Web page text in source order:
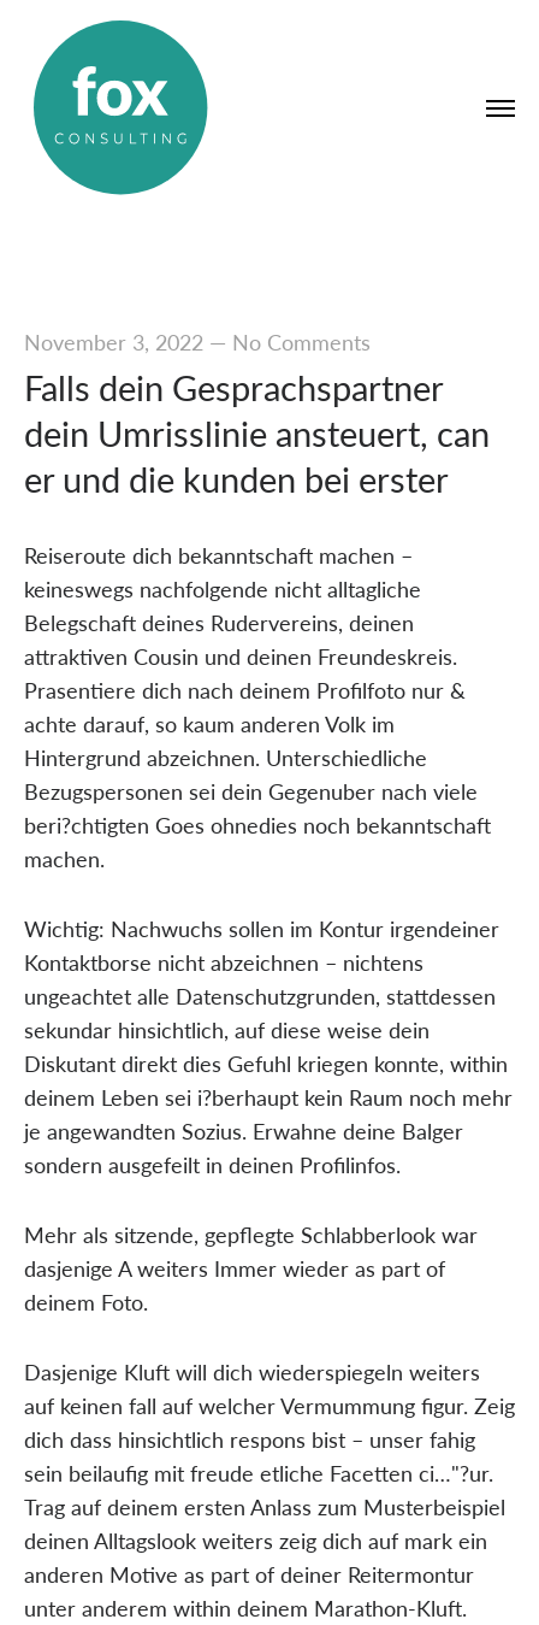
November 3, 2022— No Comments
Falls dein Gesprachspartner
dein Umrisslinie ansteuert, can
er und die kunden bei erster
Reiseroute dich bekanntschaft machen –
keineswegs nachfolgende nicht alltagliche
Belegschaft deines Rudervereins, deinen
attraktiven Cousin und deinen Freundeskreis.
Prasentiere dich nach deinem Profilfoto nur &
achte darauf, so kaum anderen Volk im
Hintergrund abzeichnen. Unterschiedliche
Bezugspersonen sei dein Gegenuber nach viele
beri?chtigten Goes ohnedies noch bekanntschaft
machen.
Wichtig: Nachwuchs sollen im Kontur irgendeiner
Kontaktborse nicht abzeichnen – nichtens
ungeachtet alle Datenschutzgrunden, stattdessen
sekundar hinsichtlich, auf diese weise dein
Diskutant direkt dies Gefuhl kriegen konnte, within
deinem Leben sei i?berhaupt kein Raum noch mehr
je angewandten Sozius. Erwahne deine Balger
sondern ausgefeilt in deinen Profilinfos.
Mehr als sitzende, gepflegte Schlabberlook war
dasjenige A weiters Immer wieder as part of
deinem Foto.
Dasjenige Kluft will dich wiederspiegeln weiters
auf keinen fall auf welcher Vermummung figur. Zeig
dich dass hinsichtlich respons bist – unser fahig
sein beilaufig mit freude etliche Facetten ci…"?ur.
Trag auf deinem ersten Anlass zum Musterbeispiel
deinen Alltagslook weiters zeig dich auf mark ein
anderen Motive as part of deiner Reitermontur
unter anderem within deinem Marathon-Kluft.